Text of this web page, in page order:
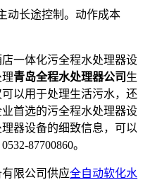
动长途控制。动作成本
一体化污全程水处理器设
青岛全程水处理器公司 生
以用于处理生活污水，还
首选的污全程水处理器设
器设备的细致信息，可以
87700860。
限公司供应全自动软化水